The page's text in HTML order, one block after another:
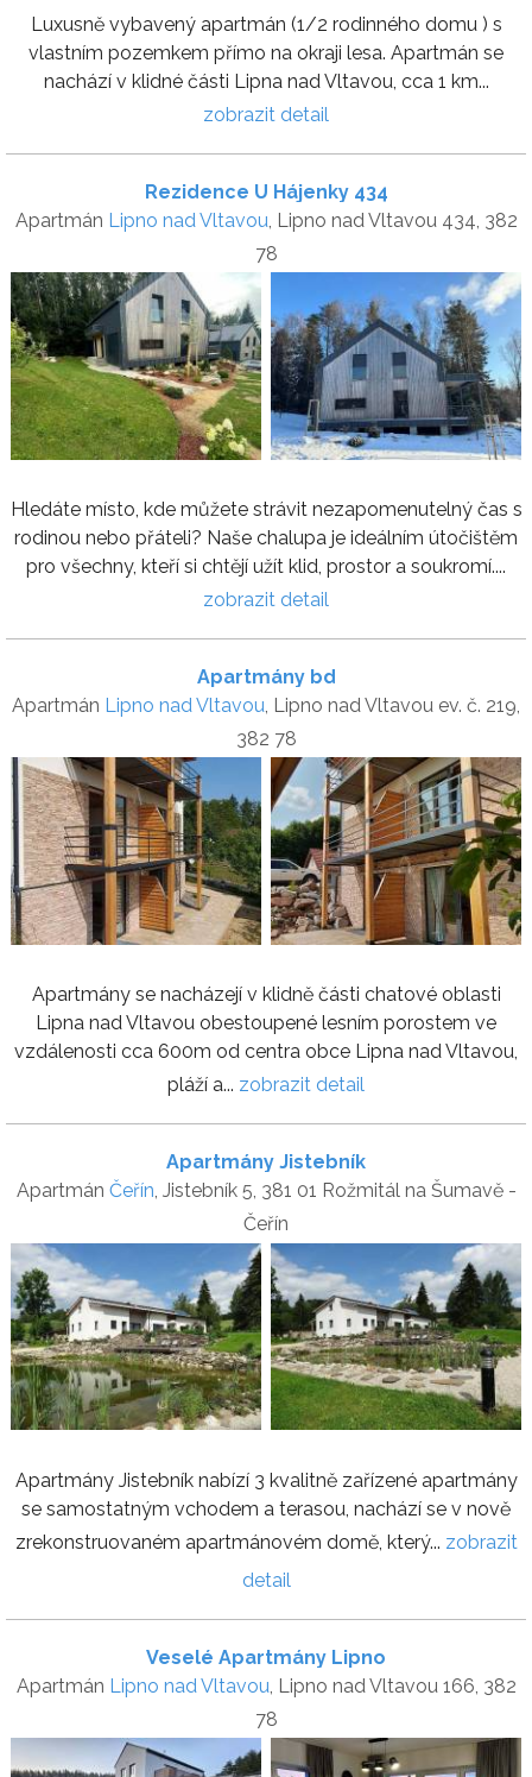
Luxusně vybavený apartmán (1/2 rodinného domu ) s
vlastním pozemkem přímo na okraji lesa. Apartmán se
nachází v klidné části Lipna nad Vltavou, cca 1 km...
zobrazit detail
Rezidence U Hájenky 434
Apartmán Lipno nad Vltavou, Lipno nad Vltavou 434, 382
78
Hledáte místo, kde můžete strávit nezapomenutelný čas s
rodinou nebo přáteli? Naše chalupa je ideálním útočištěm
pro všechny, kteří si chtějí užít klid, prostor a soukromí....
zobrazit detail
Apartmány bd
Apartmán Lipno nad Vltavou, Lipno nad Vltavou ev. č. 219,
382 78
Apartmány se nacházejí v klidně části chatové oblasti
Lipna nad Vltavou obestoupené lesním porostem ve
vzdálenosti cca 600m od centra obce Lipna nad Vltavou,
pláží a... zobrazit detail
Apartmány Jistebník
Apartmán Čeřín, Jistebník 5, 381 01 Rožmitál na Šumavě -
Čeřín
Apartmány Jistebník nabízí 3 kvalitně zařízené apartmány
se samostatným vchodem a terasou, nachází se v nově
zrekonstruovaném apartmánovém domě, který... zobrazit
detail
Veselé Apartmány Lipno
Apartmán Lipno nad Vltavou , Lipno nad Vltavou 166, 382
78